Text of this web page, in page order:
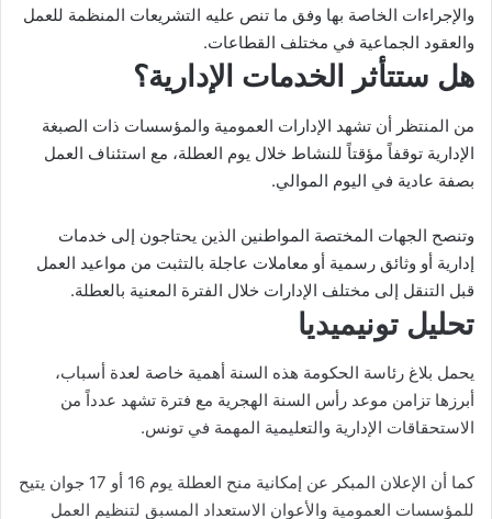
والإجراءات الخاصة بها وفق ما تنص عليه التشريعات المنظمة للعمل
والعقود الجماعية في مختلف القطاعات.
هل ستتأثر الخدمات الإدارية؟
من المنتظر أن تشهد الإدارات العمومية والمؤسسات ذات الصبغة
الإدارية توقفاً مؤقتاً للنشاط خلال يوم العطلة، مع استئناف العمل
بصفة عادية في اليوم الموالي.
وتنصح الجهات المختصة المواطنين الذين يحتاجون إلى خدمات
إدارية أو وثائق رسمية أو معاملات عاجلة بالتثبت من مواعيد العمل
قبل التنقل إلى مختلف الإدارات خلال الفترة المعنية بالعطلة.
تحليل تونيميديا
يحمل بلاغ رئاسة الحكومة هذه السنة أهمية خاصة لعدة أسباب،
أبرزها تزامن موعد رأس السنة الهجرية مع فترة تشهد عدداً من
الاستحقاقات الإدارية والتعليمية المهمة في تونس.
كما أن الإعلان المبكر عن إمكانية منح العطلة يوم 16 أو 17 جوان يتيح
للمؤسسات العمومية والأعوان الاستعداد المسبق لتنظيم العمل